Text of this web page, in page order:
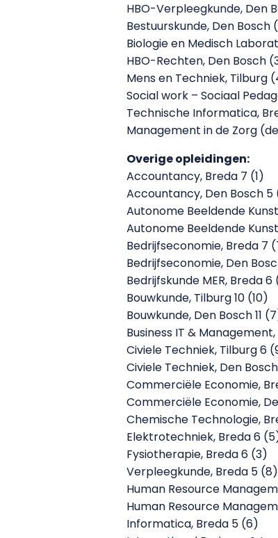
HBO-Verpleegkunde, Den
Bestuurskunde, Den Bosch
Biologie en Medisch
HBO-Rechten, Den Bosch
Mens en Techniek, Tilburg
Social work – Sociaal
Technische Informatica,
Management in de Zorg
Overige opleidingen:
Accountancy, Breda 7 (1)
Accountancy, Den Bosch 5
Autonome Beeldende
Autonome Beeldende
Bedrijfseconomie, Breda 7
Bedrijfseconomie, Den
Bedrijfskunde MER, Breda 6
Bouwkunde, Tilburg 10 (10)
Bouwkunde, Den Bosch 11
Business IT &
Civiele Techniek, Tilburg 6
Civiele Techniek, Den
Commerciële Economie,
Commerciële Economie,
Chemische Technologie,
Elektrotechniek, Breda 6
Fysiotherapie, Breda 6 (3)
Verpleegkunde, Breda 5 (8)
Human Resource
Human Resource
Informatica, Breda 5 (6)